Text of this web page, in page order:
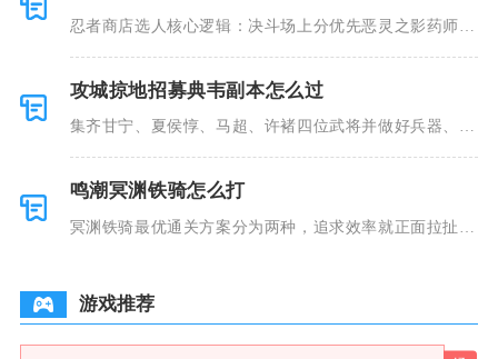
忍者商店选人核心逻辑：决斗场上分优先恶灵之影药师
攻城掠地招募典韦副本怎么过
集齐甘宁、夏侯惇、马超、许褚四位武将并做好兵器、装
鸣潮冥渊铁骑怎么打
冥渊铁骑最优通关方案分为两种，追求效率就正面拉扯输
游戏推荐